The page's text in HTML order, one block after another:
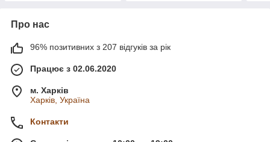
Про нас
96% позитивних з 207 відгуків за рік
Працює з 02.06.2020
м. Харків
Харків, Україна
Контакти